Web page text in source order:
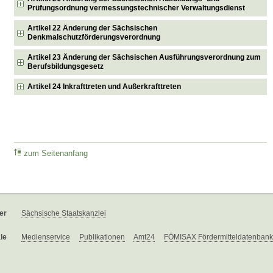
Prüfungsordnung vermessungstechnischer Verwaltungsdienst
Artikel 22 Änderung der Sächsischen
Denkmalschutzförderungsverordnung
Artikel 23 Änderung der Sächsischen Ausführungsverordnung zum
Berufsbildungsgesetz
Artikel 24 Inkrafttreten und Außerkrafttreten
zum Seitenanfang
Sächsische Staatskanzlei
Medienservice Publikationen Amt24 FÖMISAX Fördermitteldatenbank